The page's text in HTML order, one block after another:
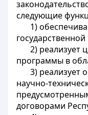
следующие
1)
2) реализует
программы в
3) реализует
научно-
договорами